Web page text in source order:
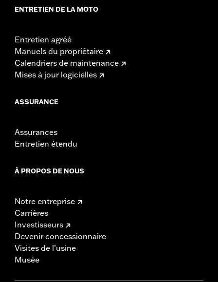
ENTRETIEN DE LA MOTO
Entretien agréé
Manuels du propriétaire
Calendriers de maintenance
Mises à jour logicielles
ASSURANCE
Assurances
Entretien étendu
À PROPOS DE NOUS
Notre entreprise
Carrières
Investisseurs
Devenir concessionnaire
Visites de l’usine
Musée